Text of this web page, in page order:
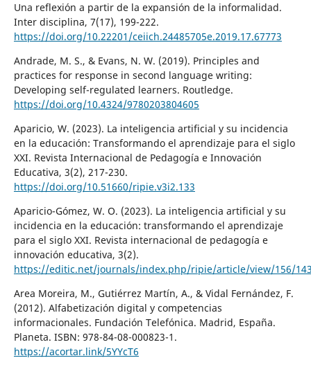
Una reflexión a partir de la expansión de la informalidad.
Inter disciplina, 7(17), 199-222.
https://doi.org/10.22201/ceiich.24485705e.2019.17.67773
Andrade, M. S., & Evans, N. W. (2019). Principles and
practices for response in second language writing:
Developing self-regulated learners. Routledge.
https://doi.org/10.4324/9780203804605
Aparicio, W. (2023). La inteligencia artificial y su incidencia
en la educación: Transformando el aprendizaje para el siglo
XXI. Revista Internacional de Pedagogía e Innovación
Educativa, 3(2), 217-230.
https://doi.org/10.51660/ripie.v3i2.133
Aparicio-Gómez, W. O. (2023). La inteligencia artificial y su
incidencia en la educación: transformando el aprendizaje
para el siglo XXI. Revista internacional de pedagogía e
innovación educativa, 3(2).
https://editic.net/journals/index.php/ripie/article/view/156/
Area Moreira, M., Gutiérrez Martín, A., & Vidal Fernández, F.
(2012). Alfabetización digital y competencias
informacionales. Fundación Telefónica. Madrid, España.
Planeta. ISBN: 978-84-08-000823-1.
https://acortar.link/5YYcT6